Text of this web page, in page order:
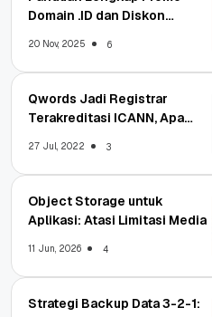
Domain .ID dan Diskon
20 Nov, 2025 6
Qwords Jadi Registrar
Terakreditasi ICANN, Apa
27 Jul, 2022 3
Object Storage untuk
Aplikasi: Atasi Limitasi Media
11 Jun, 2026 4
Strategi Backup Data 3-2-1: